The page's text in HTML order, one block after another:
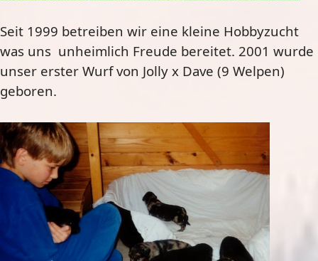
Seit 1999 betreiben wir eine kleine Hobbyzucht
was uns unheimlich Freude bereitet. 2001 wurde
unser erster Wurf von Jolly x Dave (9 Welpen)
geboren.